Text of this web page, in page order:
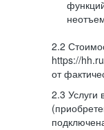
2.2
https://
от
2.3 Услуги